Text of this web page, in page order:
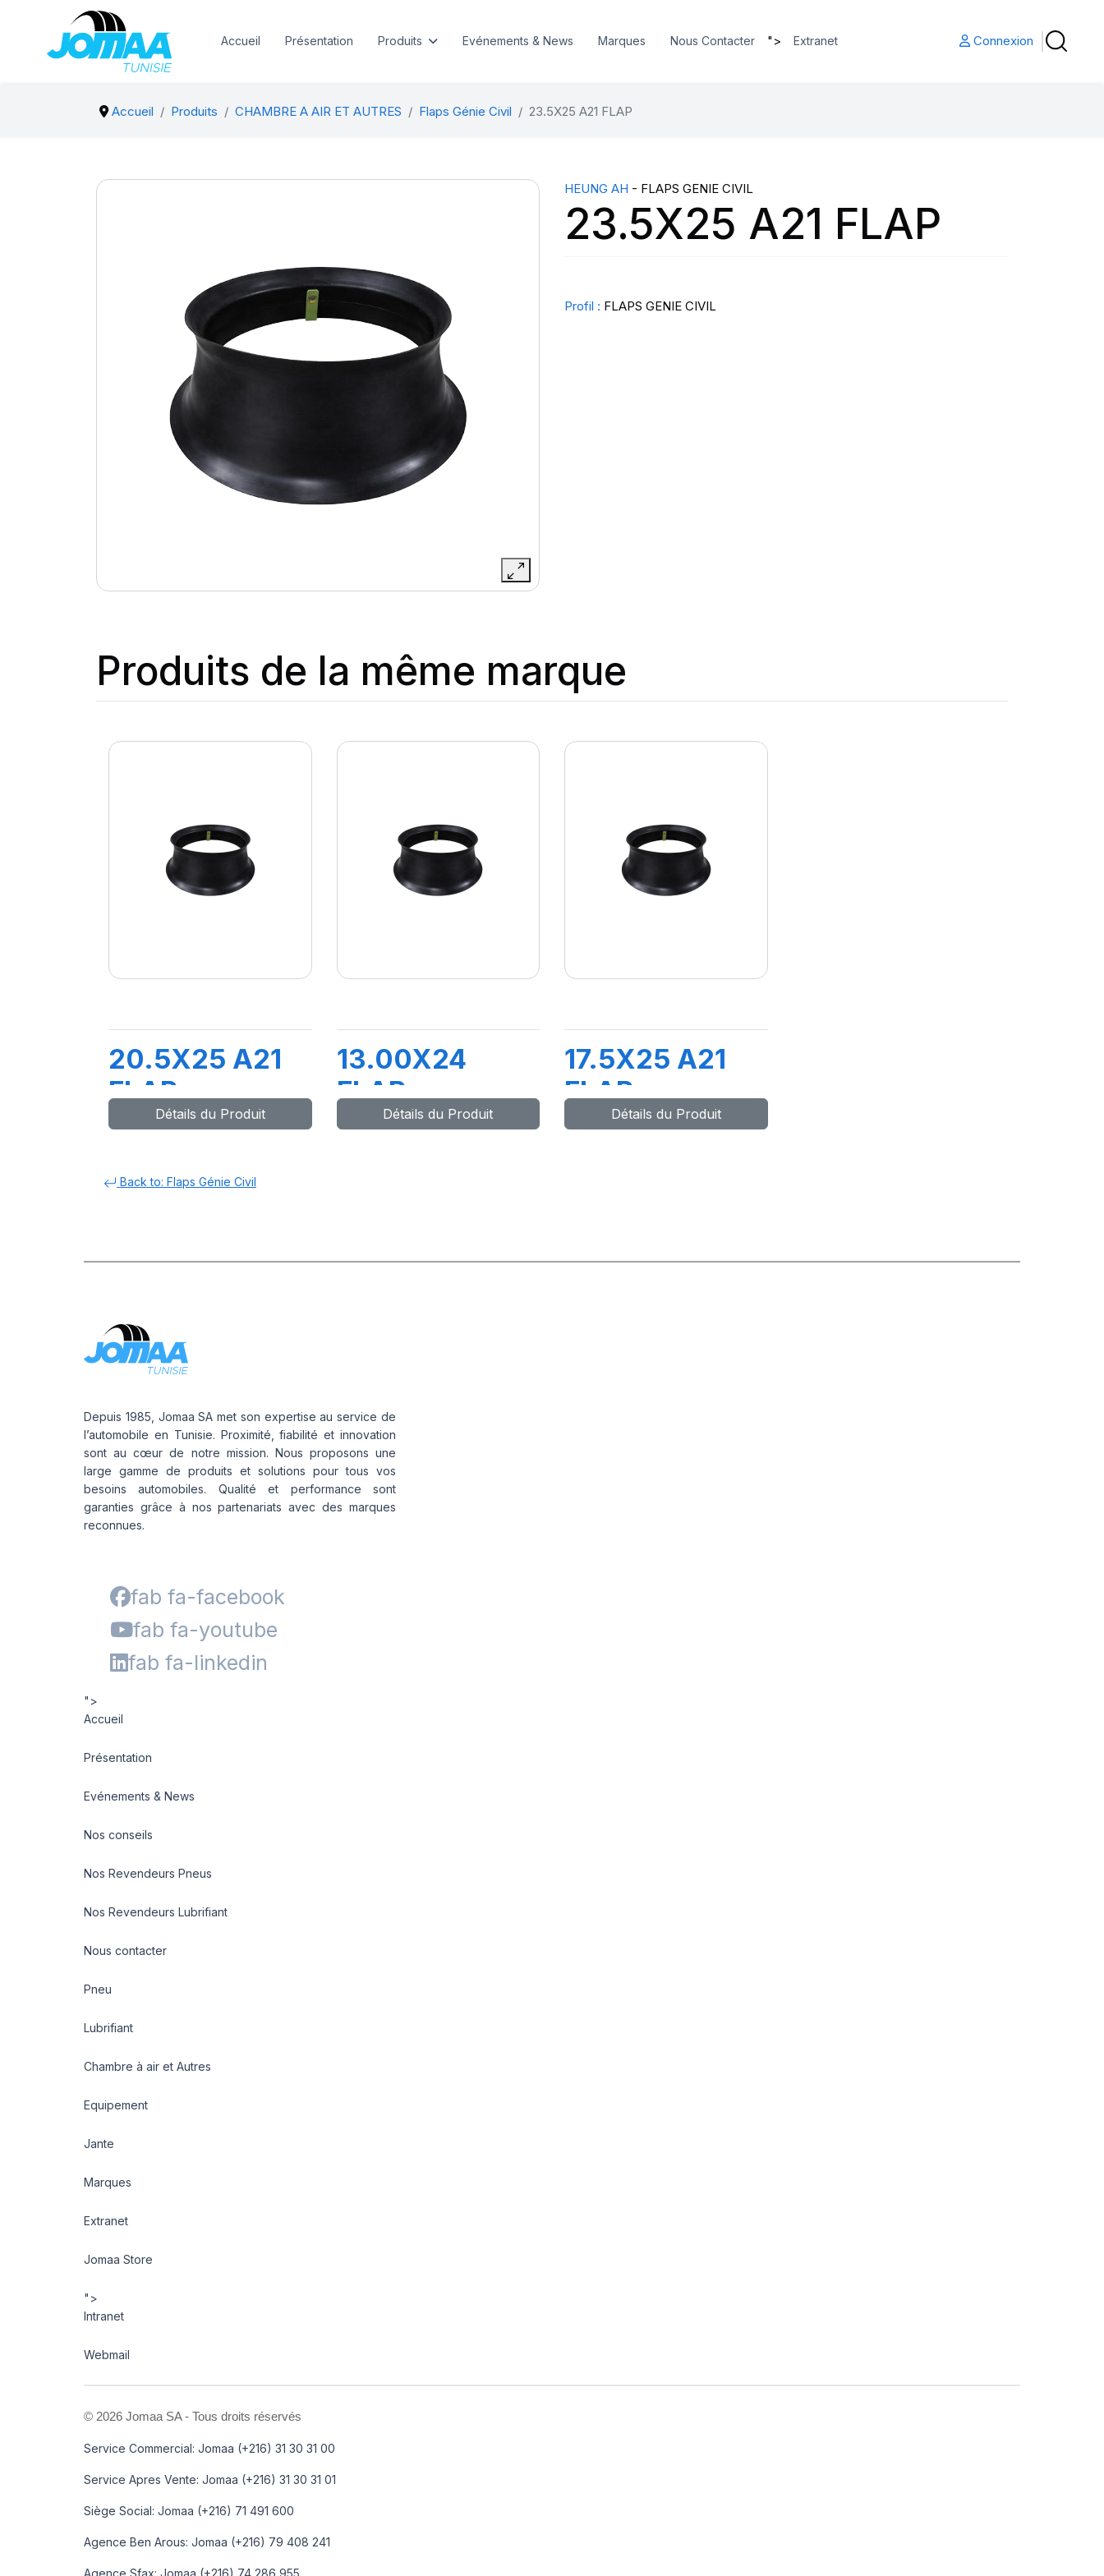
Accueil Présentation Produits Evénements & News Marques Nous Contacter "> Extranet Connexion
Accueil Produits CHAMBRE A AIR ET AUTRES Flaps Génie Civil 23.5X25 A21 FLAP
HEUNG AH - FLAPS GENIE CIVIL
23.5X25 A21 FLAP
Profil : FLAPS GENIE CIVIL
Produits de la même marque
20.5X25 A21
FLAP
Détails du Produit
13.00X24
FLAP
Détails du Produit
17.5X25 A21
FLAP
Détails du Produit
Back to: Flaps Génie Civil
Depuis 1985, Jomaa SA met son expertise au service de
l’automobile en Tunisie. Proximité, fiabilité et innovation
sont au cœur de notre mission. Nous proposons une
large gamme de produits et solutions pour tous vos
besoins automobiles. Qualité et performance sont
garanties grâce à nos partenariats avec des marques
reconnues.
fab fa-facebook
fab fa-youtube
fab fa-linkedin
">
Accueil
Présentation
Evénements & News
Nos conseils
Nos Revendeurs Pneus
Nos Revendeurs Lubrifiant
Nous contacter
Pneu
Lubrifiant
Chambre à air et Autres
Equipement
Jante
Marques
Extranet
Jomaa Store
">
Intranet
Webmail
© 2026 Jomaa SA - Tous droits réservés
Service Commercial: Jomaa (+216) 31 30 31 00
Service Apres Vente: Jomaa (+216) 31 30 31 01
Siège Social: Jomaa (+216) 71 491 600
Agence Ben Arous: Jomaa (+216) 79 408 241
Agence Sfax: Jomaa (+216) 74 286 955